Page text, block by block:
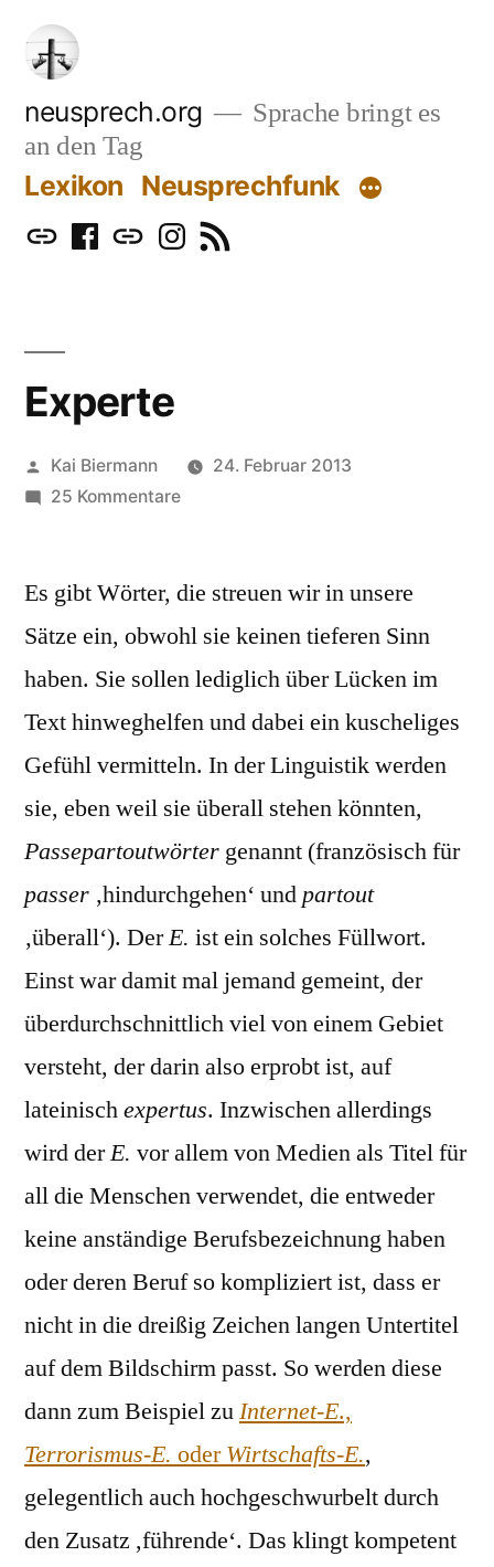
Zum
Inhalt
springen
neusprech.org
Sprache bringt es
an den Tag
Lexikon Neusprechfunk
MastodonFacebook
BlueskyInstagram
RSS
Experte
Veröffentlicht
von
Kai Biermann
24. Februar 2013
25 Kommentarezu
Es gibt Wörter, die streuen wir in unsere
Sätze ein, obwohl sie keinen tieferen Sinn
haben. Sie sollen lediglich über Lücken im
Text hinweghelfen und dabei ein kuscheliges
Gefühl vermitteln. In der Linguistik werden
sie, eben weil sie überall stehen könnten,
Passepartoutwörter genannt (französisch für
passer ‚hindurchgehen‘ undpartout
‚überall‘). DerE. ist ein solches Füllwort.
Einst war damit mal jemand gemeint, der
überdurchschnittlich viel von einem Gebiet
versteht, der darin also erprobt ist, auf
lateinischexpertus. Inzwischen allerdings
wird derE. vor allem von Medien als Titel für
all die Menschen verwendet, die entweder
keine anständige Berufsbezeichnung haben
oder deren Beruf so kompliziert ist, dass er
nicht in die dreißig Zeichen langen Untertitel
auf dem Bildschirm passt. So werden diese
dann zum Beispiel zuInternet-E.,
Terrorismus-E. oderWirtschafts-E.,
gelegentlich auch hochgeschwurbelt durch
den Zusatz ,führende‘. Das klingt kompetent